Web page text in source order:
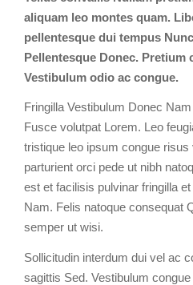
aliquam leo montes quam.
pellentesque dui tempus
Pellentesque Donec. Pretium
Vestibulum odio ac congue.
Fringilla Vestibulum Donec
Fusce volutpat Lorem. Leo
tristique leo ipsum congue risus
parturient orci pede ut nibh
est et facilisis pulvinar fringilla
Nam. Felis natoque consequat
semper ut wisi.
Sollicitudin interdum dui vel ac
sagittis Sed. Vestibulum